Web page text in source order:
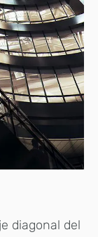
diagonal del